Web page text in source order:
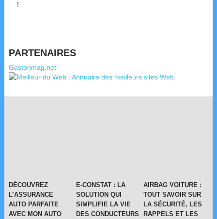
!
PARTENAIRES
Gastonmag.net
DÉCOUVREZ
L’ASSURANCE
AUTO PARFAITE
AVEC MON AUTO
E-CONSTAT : LA
SOLUTION QUI
SIMPLIFIE LA VIE
DES CONDUCTEURS
AIRBAG VOITURE :
TOUT SAVOIR SUR
LA SÉCURITÉ, LES
RAPPELS ET LES